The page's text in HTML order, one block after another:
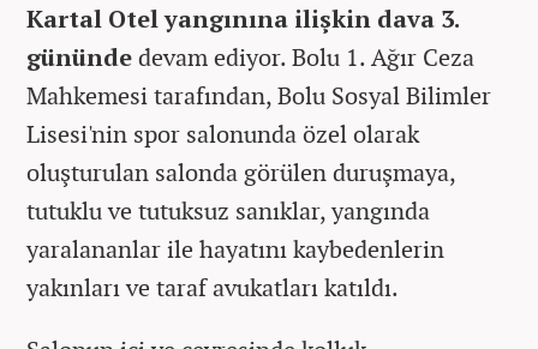
Kartal Otel yangınına ilişkin dava 3.
günündedevam ediyor.Bolu 1. Ağır Ceza
Mahkemesi tarafından, Bolu Sosyal Bilimler
Lisesi'nin spor salonunda özel olarak
oluşturulan salonda görülen duruşmaya,
tutuklu ve tutuksuz sanıklar, yangında
yaralananlar ile hayatını kaybedenlerin
yakınları ve taraf avukatları katıldı.